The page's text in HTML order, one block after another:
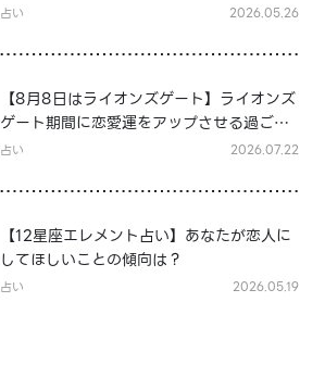
占い 2026.05.26
【8月8日はライオンズゲート】ライオンズ
ゲート期間に恋愛運をアップさせる過ごし
方は？
占い 2026.07.22
【12星座エレメント占い】あなたが恋人に
してほしいことの傾向は？
占い 2026.05.19